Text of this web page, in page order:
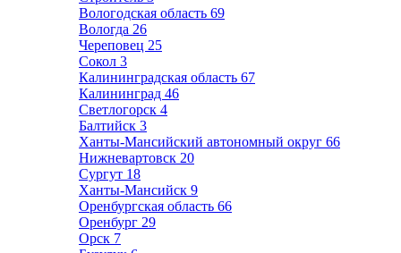
Вологодская область 69
Вологда 26
Череповец 25
Сокол 3
Калининградская область 67
Калининград 46
Светлогорск 4
Балтийск 3
Ханты-Мансийский автономный округ 66
Нижневартовск 20
Сургут 18
Ханты-Мансийск 9
Оренбургская область 66
Оренбург 29
Орск 7